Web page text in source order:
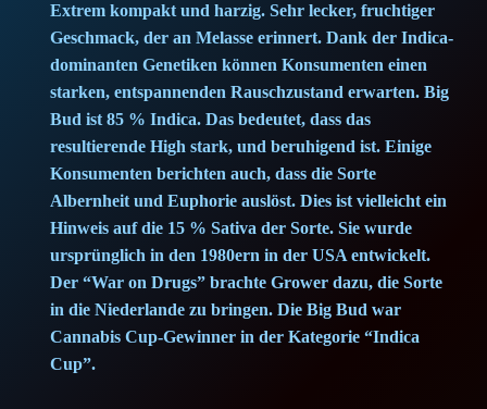
c
e
w
a
s
:
7
e
i
s
:
5
4
,
Extrem kompakt und harzig. Sehr lecker, fruchtiger
Geschmack, der an Melasse erinnert. Dank der Indica-
dominanten Genetiken können Konsumenten einen
starken, entspannenden Rauschzustand erwarten. Big
Bud ist 85 % Indica. Das bedeutet, dass das
resultierende High stark, und beruhigend ist. Einige
Konsumenten berichten auch, dass die Sorte
Albernheit und Euphorie auslöst. Dies ist vielleicht ein
Hinweis auf die 15 % Sativa der Sorte. Sie wurde
ursprünglich in den 1980ern in der USA entwickelt.
Der “War on Drugs” brachte Grower dazu, die Sorte
in die Niederlande zu bringen. Die Big Bud war
Cannabis Cup-Gewinner in der Kategorie “Indica
Cup”.